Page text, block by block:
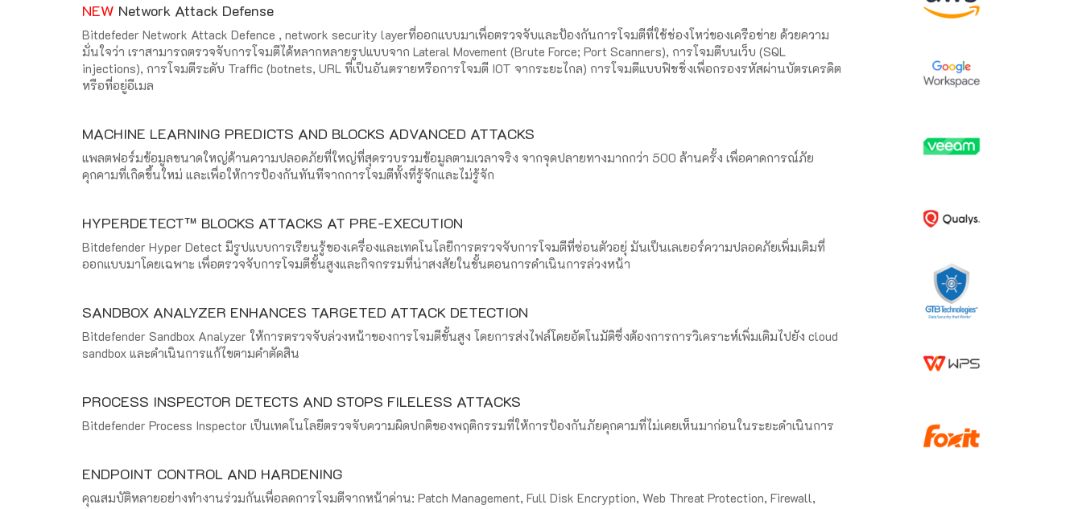
NEW Network Attack Defense
Bitdefeder Network Attack Defence , network security layerที่ออกแบบมาเพื่อตรวจจับและป้องกันการโจมตีที่ใช้ช่องโหว่ของเครือข่าย ด้วยความ
มั่นใจว่า เราสามารถตรวจจับการโจมตีได้หลากหลายรูปแบบจาก Lateral Movement (Brute Force; Port Scanners), การโจมตีบนเว็บ (SQL
injections), การโจมตีระดับ Traffic (botnets, URL ที่เป็นอันตรายหรือการโจมตี IOT จากระยะไกล) การโจมตีแบบฟิชชิ่งเพื่อกรองรหัสผ่านบัตรเครดิต
หรือที่อยู่อีเมล
MACHINE LEARNING PREDICTS AND BLOCKS ADVANCED ATTACKS
แพลตฟอร์มข้อมูลขนาดใหญ่ด้านความปลอดภัยที่ใหญ่ที่สุดรวบรวมข้อมูลตามเวลาจริง จากจุดปลายทางมากกว่า 500 ล้านครั้ง เพื่อคาดการณ์ภัย
คุกคามที่เกิดขึ้นใหม่ และเพื่อให้การป้องกันทันทีจากการโจมตีทั้งที่รู้จักและไม่รู้จัก
HYPERDETECT™ BLOCKS ATTACKS AT PRE-EXECUTION
Bitdefender Hyper Detect มีรูปแบบการเรียนรู้ของเครื่องและเทคโนโลยีการตรวจจับการโจมตีที่ซ่อนตัวอยุ่ มันเป็นเลเยอร์ความปลอดภัยเพิ่มเติมที่
ออกแบบมาโดยเฉพาะ เพื่อตรวจจับการโจมตีขั้นสูงและกิจกรรมที่น่าสงสัยในขั้นตอนการดำเนินการล่วงหน้า
SANDBOX ANALYZER ENHANCES TARGETED ATTACK DETECTION
Bitdefender Sandbox Analyzer ให้การตรวจจับล่วงหน้าของการโจมตีขั้นสูง โดยการส่งไฟล์โดยอัตโนมัติซึ่งต้องการการวิเคราะห์เพิ่มเติมไปยัง cloud
sandbox และดำเนินการแก้ไขตามคำตัดสิน
PROCESS INSPECTOR DETECTS AND STOPS FILELESS ATTACKS
Bitdefender Process Inspector เป็นเทคโนโลยีตรวจจับความผิดปกติของพฤติกรรมที่ให้การป้องกันภัยคุกคามที่ไม่เคยเห็นมาก่อนในระยะดำเนินการ
ENDPOINT CONTROL AND HARDENING
คุณสมบัติหลายอย่างทำงานร่วมกันเพื่อลดการโจมตีจากหน้าด่าน: Patch Management, Full Disk Encryption, Web Threat Protection, Firewall,